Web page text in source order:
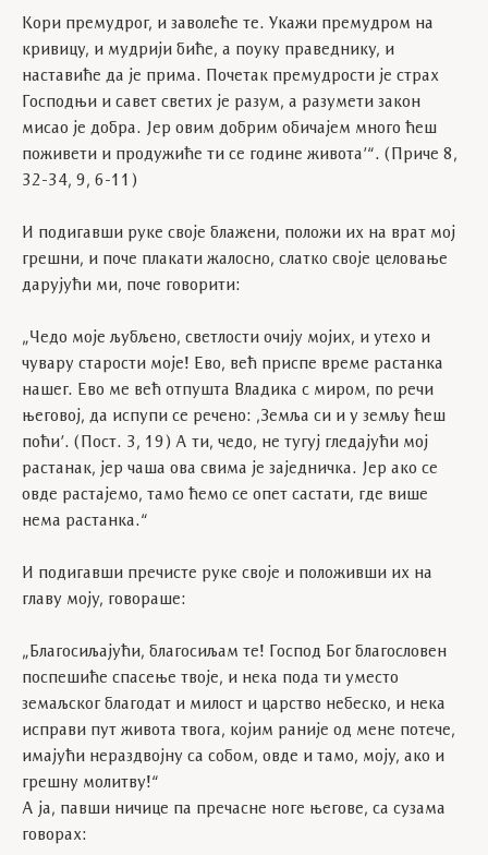
Кори премудрог, и заволеће те. Укажи премудром на
кривицу, и мудрији биће, а поуку праведнику, и
наставиће да је прима. Почетак премудрости је страх
Господњи и савет светих је разум, а разумети закон
мисао је добра. Јер овим добрим обичајем много ћеш
поживети и продужиће ти се године живота’“. (Приче 8,
32-34, 9, 6-11)
И подигавши руке своје блажени, положи их на врат мој
грешни, и поче плакати жалосно, слатко своје целовање
дарујући ми, поче говорити:
„Чедо моје љубљено, светлости очију мојих, и утехо и
чувару старости моје! Ево, већ приспе време растанка
нашег. Ево ме већ отпушта Владика с миром, по речи
његовој, да испупи се речено: ,Земља си и у земљу ћеш
поћи’. (Пост. 3, 19) А ти, чедо, не тугуј гледајући мој
растанак, јер чаша ова свима је заједничка. Јер ако се
овде растајемо, тамо ћемо се опет састати, где више
нема растанка.“
И подигавши пречисте руке своје и положивши их на
главу моју, говораше:
„Благосиљајући, благосиљам те! Господ Бог благословен
поспешиће спасење твоје, и нека пода ти уместо
земаљског благодат и милост и царство небеско, и нека
исправи пут живота твога, којим раније од мене потече,
имајући нераздвојну са собом, овде и тамо, моју, ако и
грешну молитву!“
А ја, павши ничице па пречасне ноге његове, са сузама
говорах: